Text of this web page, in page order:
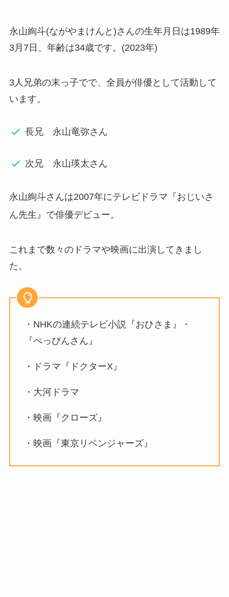
永山絢斗(ながやまけんと)さんの生年月日は1989年
3月7日、年齢は34歳です。(2023年)
3人兄弟の末っ子でで、全員が俳優として活動して
います。
長兄 永山竜弥さん
次兄 永山瑛太さん
永山絢斗さんは2007年にテレビドラマ『おじいさ
ん先生』で俳優デビュー。
これまで数々のドラマや映画に出演してきまし
た。
・NHKの連続テレビ小説『おひさま』・
『ぺっぴんさん』
・ドラマ『ドクターX』
・大河ドラマ
・映画『クローズ』
・映画『東京リベンジャーズ』